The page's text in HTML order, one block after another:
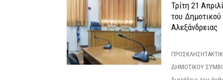
Τρίτη 21
του
Αλεξάνδρειας
ΔΗΜΟΤΙΚΟΥ